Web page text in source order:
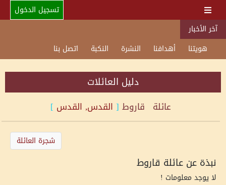
تسجيل الدخول
آخر الأخبار
هويتنا
أهدافنا النشرة النكبة اتصل بنا
دليل العائلات
عائلة قاروط [ القدس, القدس ]
شجرة العائلة
نبذة عن عائلة قاروط
لا يوجد معلومات !